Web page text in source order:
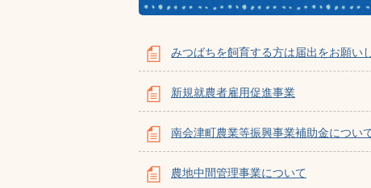
みつばちを飼育する方は届出をお願い
新規就農者雇用促進事業
南会津町農業等振興事業補助金につい
農地中間管理事業について